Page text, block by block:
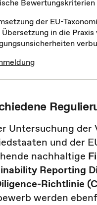
der EU-
in die
Untersuchung
und der
nachhaltige
Reporting
Richtlinie
werden